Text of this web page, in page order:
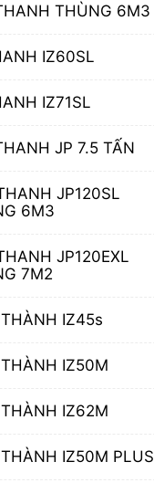
THÙNG 6M3
IZ60SL
IZ71SL
JP 7.5 TẤN
JP120SL
6M3
JP120EXL
7M2
IZ45s
IZ50M
IZ62M
IZ50M PLUS